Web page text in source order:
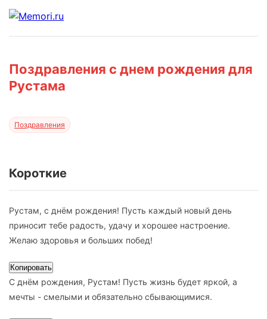
Поздравления с днем рождения для
Рустама
Поздравления
Короткие
Рустам, с днём рождения! Пусть каждый новый день
приносит тебе радость, удачу и хорошее настроение.
Желаю здоровья и больших побед!
Копировать
С днём рождения, Рустам! Пусть жизнь будет яркой, а
мечты - смелыми и обязательно сбывающимися.